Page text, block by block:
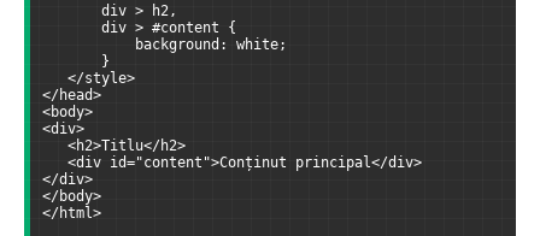
div > h2,
div > #content {
background: white;
}
</style>
</head>
<body>
<div>
<h2>Titlu</h2>
<div id="content">Conținut principal</div>
</div>
</body>
</html>